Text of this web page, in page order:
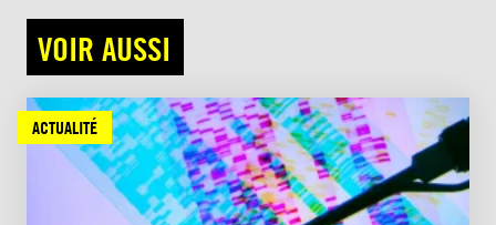
VOIR AUSSI
ACTUALITÉ